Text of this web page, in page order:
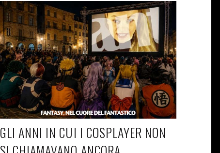
GLI ANNI IN CUI I COSPLAYER NON